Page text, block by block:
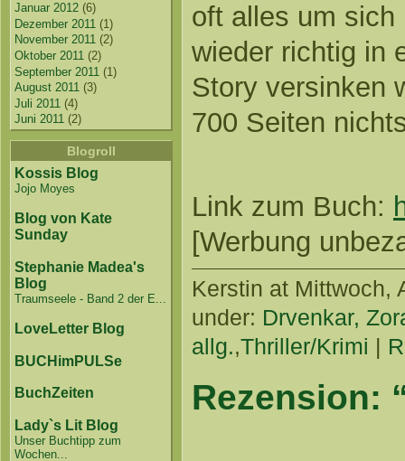
Januar 2012 (6)
Dezember 2011 (1)
November 2011 (2)
Oktober 2011 (2)
September 2011 (1)
August 2011 (3)
Juli 2011 (4)
Juni 2011 (2)
Blogroll
Kossis Blog
Jojo Moyes
Blog von Kate
Sunday
Stephanie Madea's
Blog
Traumseele - Band 2 der E...
LoveLetter Blog
BUCHimPULSe
BuchZeiten
Lady`s Lit Blog
Unser Buchtipp zum
Wochen...
oft alles um sich
wieder richtig in
Story versinken
700 Seiten
Link zum Buch:
[Werbung
Kerstin at Mittwoch,
under: Drvenkar,
allg.,Thriller/Krimi |
Rezension: